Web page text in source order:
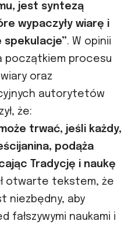
jest syntezą
wypaczyły wiarę i
spekulacje”. W opinii
początkiem procesu
oraz
autorytetów
że:
trwać, jeśli każdy,
podąża
Tradycję i naukę
otwarte tekstem, że
niezbędny, aby
fałszywymi naukami i